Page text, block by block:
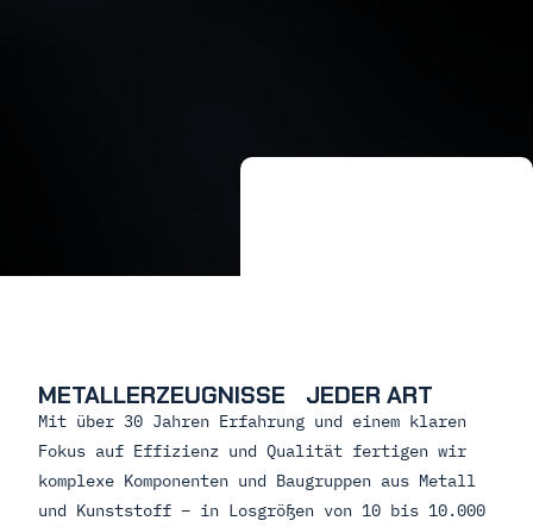
METALLERZEUGNISSE JEDER ART
Mit über 30 Jahren Erfahrung und einem klaren
Fokus auf Effizienz und Qualität fertigen wir
komplexe Komponenten und Baugruppen aus Metall
und Kunststoff – in Losgrößen von 10 bis 10.000